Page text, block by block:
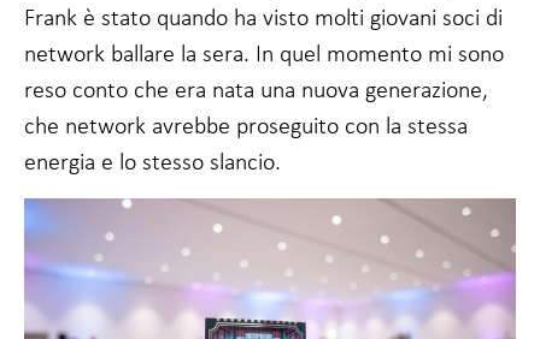
Frank è stato quando ha visto molti giovani soci di
network ballare la sera. In quel momento mi sono
reso conto che era nata una nuova generazione,
che network avrebbe proseguito con la stessa
energia e lo stesso slancio.